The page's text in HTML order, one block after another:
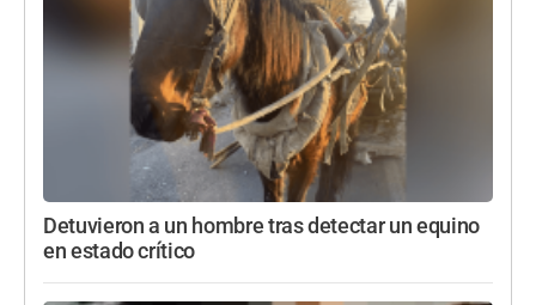
Detuvieron a un hombre tras detectar un equino
en estado crítico